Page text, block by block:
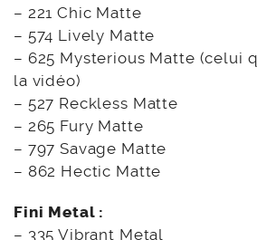
– 221 Chic Matte
– 574 Lively Matte
– 625 Mysterious Matte (celui
la vidéo)
– 527 Reckless Matte
– 265 Fury Matte
– 797 Savage Matte
– 862 Hectic Matte
Fini Metal :
– 335 Vibrant Metal